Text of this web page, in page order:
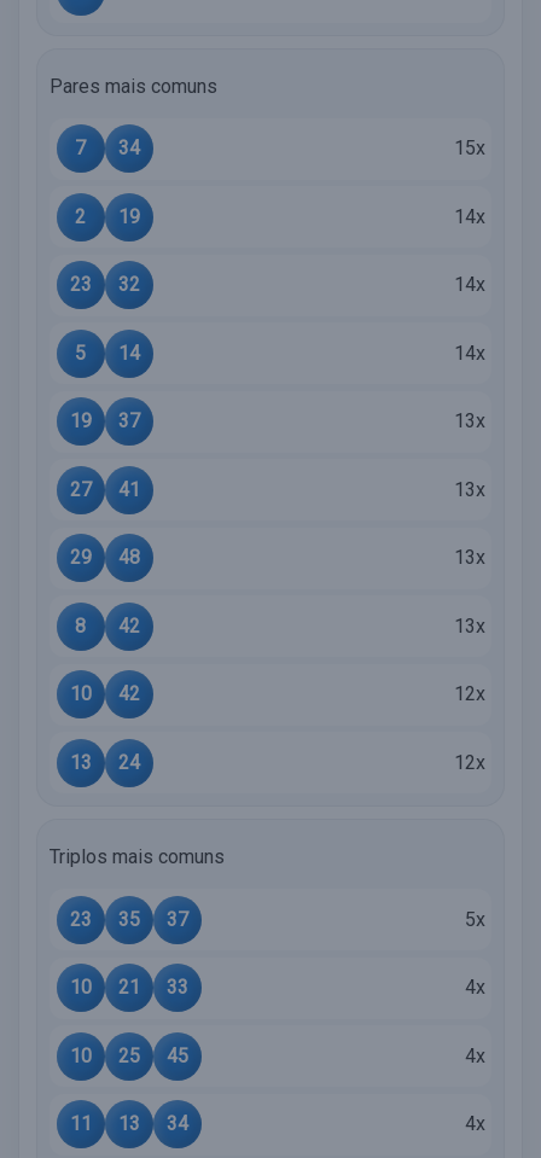
Pares mais comuns
7 34 15x
2 19 14x
23 32 14x
5 14 14x
19 37 13x
27 41 13x
29 48 13x
8 42 13x
10 42 12x
13 24 12x
Triplos mais comuns
23 35 37 5x
10 21 33 4x
10 25 45 4x
11 13 34 4x